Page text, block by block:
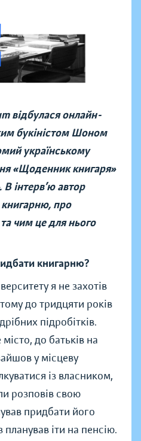
відбулася онлайн-
букіністом Шоном
українському
«Щоденник книгаря»
В інтерв’ю автор
книгарню, про
чим це для нього
книгарню?
я не захотів
до тридцяти років
підробітків.
до батьків на
у місцеву
із власником,
розповів свою
придбати його
іти на пенсію.